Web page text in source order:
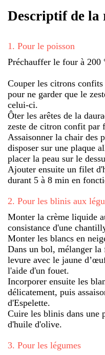
Descriptif de la
1 . Pour le poisson
Préchauffer le four à 200
Couper les citrons
pour ne garder que le
celui-ci.
Ôter les arêtes de la
zeste de citron confit par
Assaisonner la chair des
disposer sur une plaque
placer la peau sur le
Ajouter ensuite un filet
durant 5 à 8 min en
2. Pour les blinis aux
Monter la crème liquide
consistance d'une
Monter les blancs en
Dans un bol, mélanger la
levure avec le jaune
l'aide d'un fouet.
Incorporer ensuite les
délicatement, puis
d'Espelette.
Cuire les blinis dans une
d'huile d'olive.
3. Pour les légumes